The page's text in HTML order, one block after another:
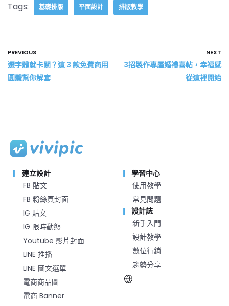
Tags: 基礎排版 平面設計 排版教學
PREVIOUS
選字體就卡關？這 3 款免費商用
圓體幫你解套
NEXT
3招製作專屬婚禮喜帖，幸福感
從這裡開始
建立設計
FB 貼文
FB 粉絲頁封面
IG 貼文
IG 限時動態
Youtube 影片封面
LINE 推播
LINE 圖文選單
電商商品圖
電商 Banner
學習中心
使用教學
常見問題
設計誌
新手入門
設計教學
數位行銷
趨勢分享